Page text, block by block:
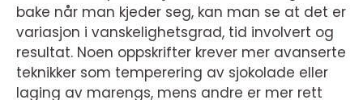
bake når man kjeder seg, kan man se at det er
variasjon i vanskelighetsgrad, tid involvert og
resultat. Noen oppskrifter krever mer avanserte
teknikker som temperering av sjokolade eller
laging av marengs, mens andre er mer rett